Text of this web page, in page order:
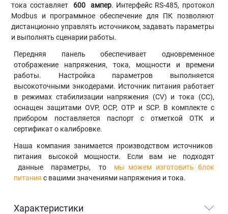
тока составляет
600 ампер. Интерфейс RS-485, протокол
Modbus и программное обеспечение для ПК позволяют
дистанционно управлять источником, задавать параметры
и выполнять сценарии работы.
Передняя панель обеспечивает одновременное
отображение напряжения, тока, мощности и времени
работы. Настройка параметров выполняется
высокоточными энкодерами. Источник питания работает
в режимах стабилизации напряжения (CV) и тока (CC),
оснащен защитами OVP, OCP, OTP и SCP. В комплекте с
прибором поставляется паспорт с отметкой ОТК и
сертификат о калибровке.
Наша компания занимается производством источников
питания высокой мощности. Если вам не подходят
данные параметры, то мы можем изготовить блок
питания с вашими значениями напряжения и тока.
Характеристики